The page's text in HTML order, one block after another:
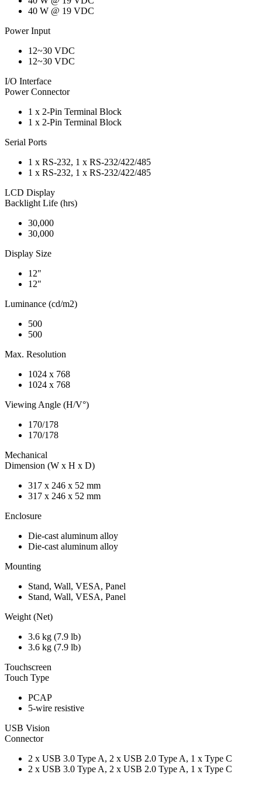
40 W @ 19 VDC
Power Input
12~30 VDC
12~30 VDC
I/O Interface
Power Connector
1 x 2-Pin Terminal Block
1 x 2-Pin Terminal Block
Serial Ports
1 x RS-232, 1 x RS-232/422/485
1 x RS-232, 1 x RS-232/422/485
LCD Display
Backlight Life (hrs)
30,000
30,000
Display Size
12"
12"
Luminance (cd/m2)
500
500
Max. Resolution
1024 x 768
1024 x 768
Viewing Angle (H/V°)
170/178
170/178
Mechanical
Dimension (W x H x D)
317 x 246 x 52 mm
317 x 246 x 52 mm
Enclosure
Die-cast aluminum alloy
Die-cast aluminum alloy
Mounting
Stand, Wall, VESA, Panel
Stand, Wall, VESA, Panel
Weight (Net)
3.6 kg (7.9 lb)
3.6 kg (7.9 lb)
Touchscreen
Touch Type
PCAP
5-wire resistive
USB Vision
Connector
2 x USB 3.0 Type A, 2 x USB 2.0 Type A, 1 x Type C
2 x USB 3.0 Type A, 2 x USB 2.0 Type A, 1 x Type C